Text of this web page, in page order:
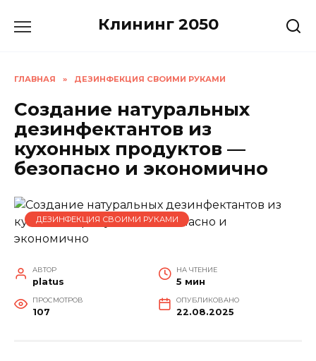
Клининг 2050
ГЛАВНАЯ » ДЕЗИНФЕКЦИЯ СВОИМИ РУКАМИ
Создание натуральных
дезинфектантов из
кухонных продуктов —
безопасно и экономично
ДЕЗИНФЕКЦИЯ СВОИМИ РУКАМИ
АВТОР
platus
НА ЧТЕНИЕ
5 мин
ПРОСМОТРОВ
107
ОПУБЛИКОВАНО
22.08.2025